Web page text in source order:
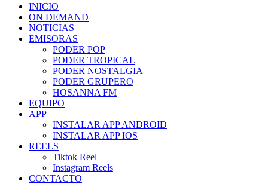
INICIO
ON DEMAND
NOTICIAS
EMISORAS
PODER POP
PODER TROPICAL
PODER NOSTALGIA
PODER GRUPERO
HOSANNA FM
EQUIPO
APP
INSTALAR APP ANDROID
INSTALAR APP IOS
REELS
Tiktok Reel
Instagram Reels
CONTACTO